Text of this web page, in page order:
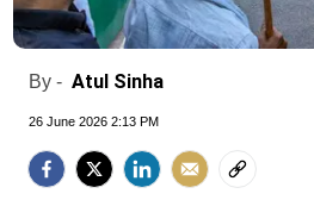
By - Atul Sinha
26 June 2026 2:13 PM